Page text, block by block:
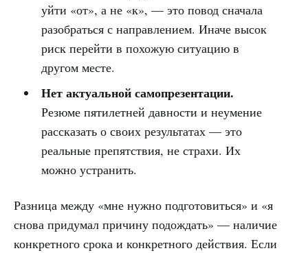
уйти «от», а не «к», — это повод сначала
разобраться с направлением. Иначе высок
риск перейти в похожую ситуацию в
другом месте.
Нет актуальной самопрезентации.
Резюме пятилетней давности и неумение
рассказать о своих результатах — это
реальные препятствия, не страхи. Их
можно устранить.
Разница между «мне нужно подготовиться» и «я
снова придумал причину подождать» — наличие
конкретного срока и конкретного действия. Если